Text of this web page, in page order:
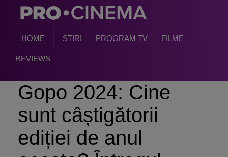
HOME STIRI PROGRAM TV FILME
REVIEWS
Gopo 2024: Cine
sunt câștigătorii
ediției de anul